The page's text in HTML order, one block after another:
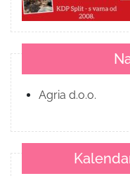
Agria d.o.o.